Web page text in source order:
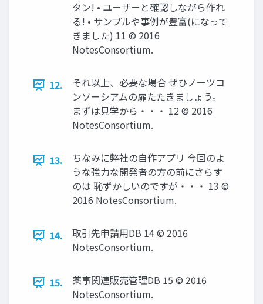
タン! • ユーザーと確認しながら作れ
る! • サンプルや事例が豊富(になって
きました) 11 © 2016
NotesConsortium.
12.
それ以上、必要な場合 ぜひノーツコ
ンソーシアムの扉たたきましょう。
まずは見学から・・・ 12 © 2016
NotesConsortium.
13.
ちなみに弊社の自作アプリ 今回のよ
うな強力な開発者の方の前にさらす
のは 恥ずかしいのですが・・・ 13 ©
2016 NotesConsortium.
14.
取引先申請用DB 14 © 2016
NotesConsortium.
15.
薬事関連販売管理DB 15 © 2016
NotesConsortium.